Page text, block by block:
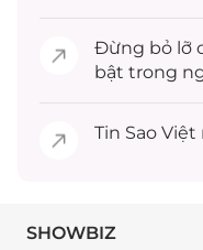
Đừng bỏ lỡ
bật trong
Tin Sao Việt
SHOWBIZ